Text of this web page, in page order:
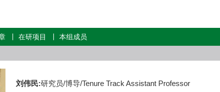
在研项目 本组成员
刘伟民:研究员/博导/Tenure Track Assistant Professor